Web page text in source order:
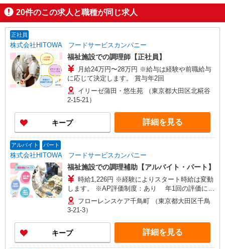
掲載期間終了
20件のこの求人と職種が同じ求人
正社員
株式会社HITOWA フードサービスカンパニー
福祉施設での調理師【正社員】
月給24万円〜28万円 ※給与は経験や前職給与
に応じて決定します。 賞与年2回
イリーゼ蒲田・悠生苑 （東京都大田区北糀谷
2-15-21）
キープ 詳細を見る
アルバイト パート
株式会社HITOWA フードサービスカンパニー
福祉施設での調理補助【アルバイト・パート】
時給1,226円 ※経験によりスタート時給は変動
します。 ※AP評価制度：あり 年1回の評価によ
り時給を見直します。 ※アルバイト賞与（寸
志）：あり 年2回。勤続年数により金額UP。
フローレンスケア千鳥町 （東京都大田区千鳥
3-21-3）
キープ 詳細を見る